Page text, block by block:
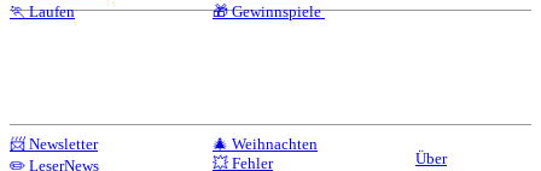
🏃 Laufen
🎁 Gewinnspiele
📨 Newsletter
✏️ LeserNews
🎄 Weihnachten
💥 Fehler
Über